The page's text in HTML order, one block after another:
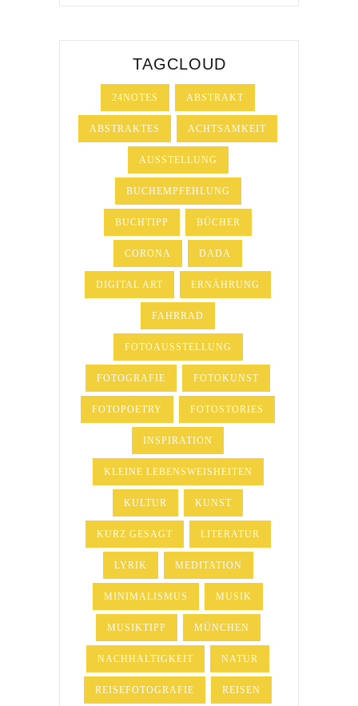
TAGCLOUD
24NOTES ABSTRAKT
ABSTRAKTES ACHTSAMKEIT
AUSSTELLUNG
BUCHEMPFEHLUNG
BUCHTIPP BÜCHER
CORONA DADA
DIGITAL ART ERNÄHRUNG
FAHRRAD
FOTOAUSSTELLUNG
FOTOGRAFIE FOTOKUNST
FOTOPOETRY FOTOSTORIES
INSPIRATION
KLEINE LEBENSWEISHEITEN
KULTUR KUNST
KURZ GESAGT LITERATUR
LYRIK MEDITATION
MINIMALISMUS MUSIK
MUSIKTIPP MÜNCHEN
NACHHALTIGKEIT NATUR
REISEFOTOGRAFIE REISEN